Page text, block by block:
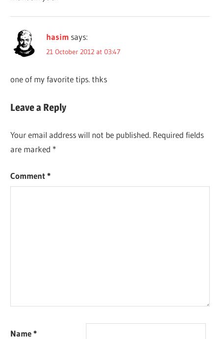
hasim says:
21 October 2012 at 03:47
one of my favorite tips. thks
Leave a Reply
Your email address will not be published. Required fields
are marked *
Comment*
Name*